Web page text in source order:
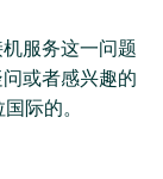
服务这一问题
或者感兴趣的
际的。